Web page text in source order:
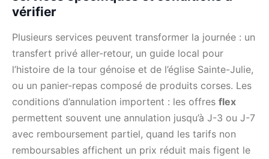
vérifier
Plusieurs services peuvent transformer la journée : un
transfert privé aller-retour, un guide local pour
l’histoire de la tour génoise et de l’église Sainte-Julie,
ou un panier-repas composé de produits corses. Les
conditions d’annulation importent : les offres flex
permettent souvent une annulation jusqu’à J-3 ou J-7
avec remboursement partiel, quand les tarifs non
remboursables affichent un prix réduit mais figent le